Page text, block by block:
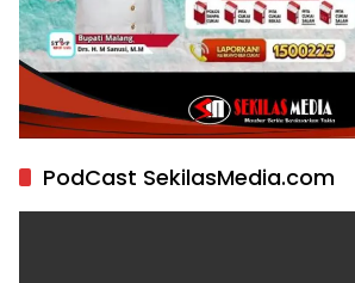
PodCast SekilasMedia.com